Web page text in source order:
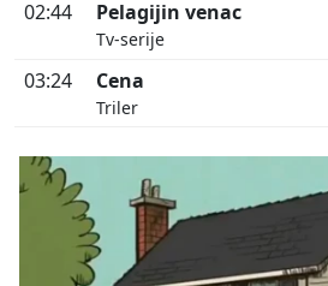
02:44 Pelagijin venac
Tv-serije
03:24 Cena
Triler